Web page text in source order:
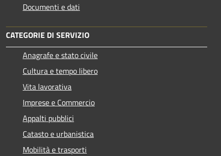
Documenti e dati
CATEGORIE DI SERVIZIO
Anagrafe e stato civile
Cultura e tempo libero
Vita lavorativa
Imprese e Commercio
Appalti pubblici
Catasto e urbanistica
Mobilità e trasporti